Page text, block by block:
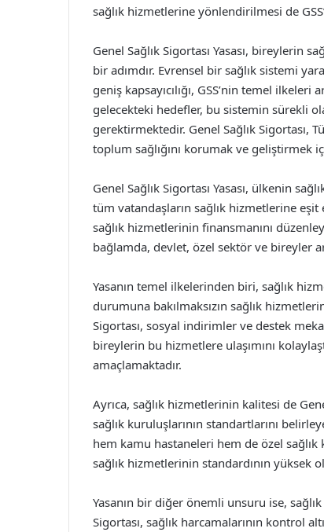
sağlık hizmetlerine yönlendirilmesi de
Genel Sağlık Sigortası Yasası, bireylerin
bir adımdır. Evrensel bir sağlık sistemi
geniş kapsayıcılığı, GSS’nin temel
gelecekteki hedefler, bu sistemin sürekli
gerektirmektedir. Genel Sağlık Sigortası,
toplum sağlığını korumak ve geliştirmek
Genel Sağlık Sigortası Yasası, ülkenin
tüm vatandaşların sağlık hizmetlerine
sağlık hizmetlerinin finansmanını
bağlamda, devlet, özel sektör ve bireyler
Yasanın temel ilkelerinden biri, sağlık
durumuna bakılmaksızın sağlık
Sigortası, sosyal indirimler ve destek
bireylerin bu hizmetlere ulaşımını
amaçlamaktadır.
Ayrıca, sağlık hizmetlerinin kalitesi de
sağlık kuruluşlarının standartlarını
hem kamu hastaneleri hem de özel sağlık
sağlık hizmetlerinin standardının yüksek
Yasanın bir diğer önemli unsuru ise,
Sigortası, sağlık harcamalarının kontrol